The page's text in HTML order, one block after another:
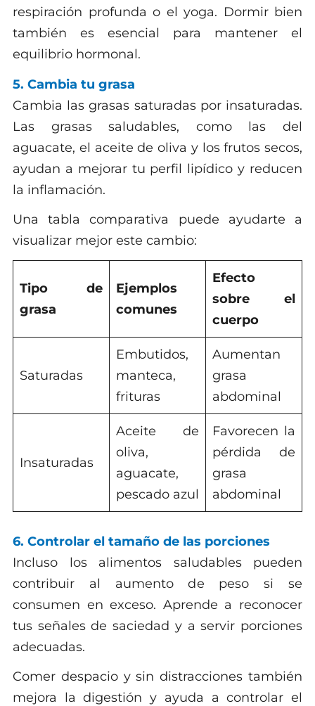
respiración profunda o el yoga. Dormir bien
también es esencial para mantener el
equilibrio hormonal.
5. Cambia tu grasa
Cambia las grasas saturadas por insaturadas.
Las grasas saludables, como las del
aguacate, el aceite de oliva y los frutos secos,
ayudan a mejorar tu perfil lipídico y reducen
la inflamación.
Una tabla comparativa puede ayudarte a
visualizar mejor este cambio:
Tipo de
grasa
Ejemplos
comunes
Efecto
sobre el
cuerpo
Saturadas
Embutidos,
manteca,
frituras
Aumentan
grasa
abdominal
Insaturadas
Aceite de
oliva,
aguacate,
pescado azul
Favorecen la
pérdida de
grasa
abdominal
6. Controlar el tamaño de las porciones
Incluso los alimentos saludables pueden
contribuir al aumento de peso si se
consumen en exceso. Aprende a reconocer
tus señales de saciedad y a servir porciones
adecuadas.
Comer despacio y sin distracciones también
mejora la digestión y ayuda a controlar el